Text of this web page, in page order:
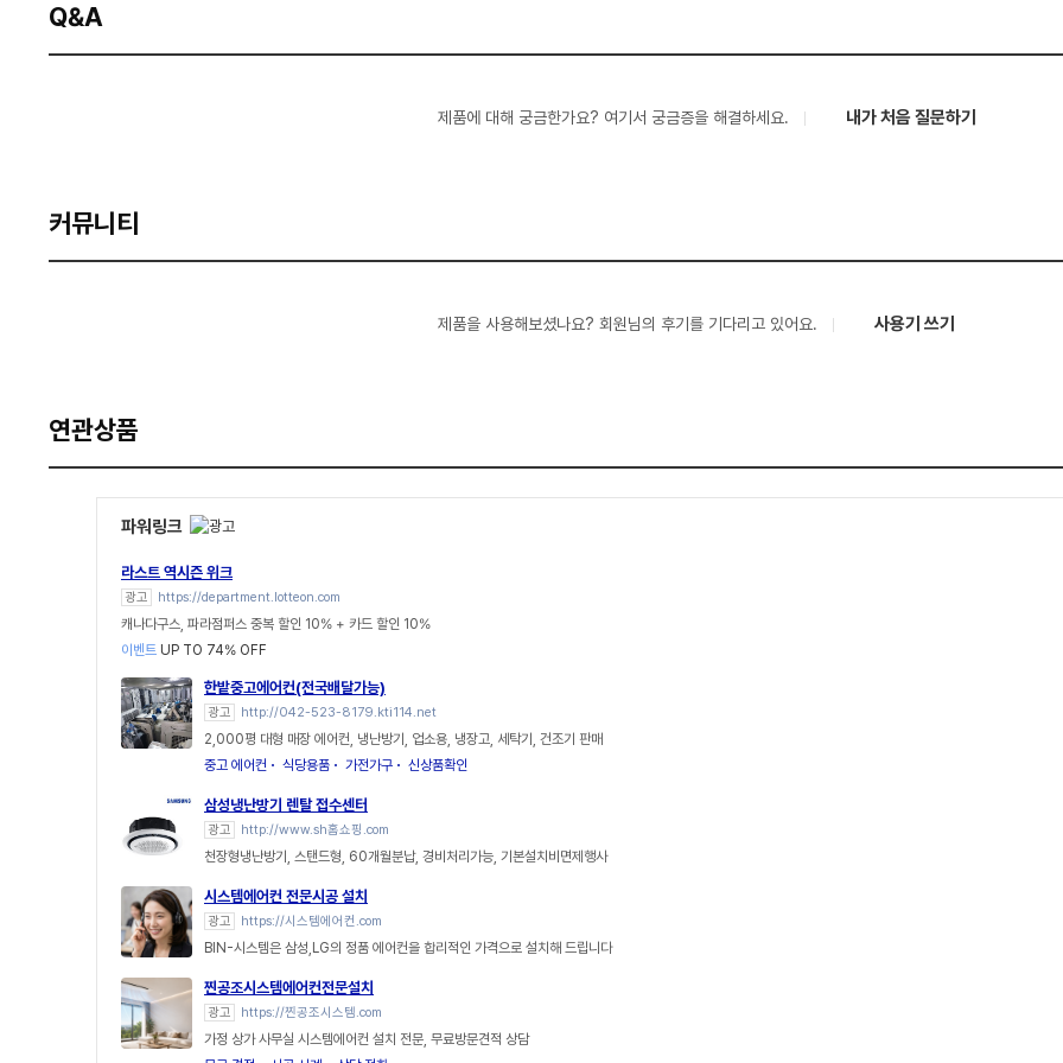
Q&A
제품에 대해 궁금한가요? 여기서 궁금증을 해결하세요. 내가 처음 질문하기
커뮤니티
제품을 사용해보셨나요? 회원님의 후기를 기다리고 있어요. 사용기 쓰기
연관상품
파워링크
라스트 역시즌 위크
광고 https://department.lotteon.com
캐나다구스, 파라점퍼스 중복 할인 10% + 카드 할인 10%
이벤트 UP TO 74% OFF
한밭중고에어컨(전국배달가능)
광고 http://042-523-8179.kti114.net
2,000평 대형 매장 에어컨, 냉난방기, 업소용, 냉장고, 세탁기, 건조기 판매
중고 에어컨
식당용품 가전가구 신상품확인
삼성냉난방기 렌탈 접수센터
광고 http://www.sh홈쇼핑.com
천장형냉난방기, 스탠드형, 60개월분납, 경비처리가능, 기본설치비면제행사
시스템에어컨 전문시공 설치
광고 https://시스템에어컨.com
BIN-시스템은 삼성,LG의 정품 에어컨을 합리적인 가격으로 설치해 드립니다
찐공조시스템에어컨전문설치
광고 https://찐공조시스템.com
가정 상가 사무실 시스템에어컨 설치 전문, 무료방문견적 상담